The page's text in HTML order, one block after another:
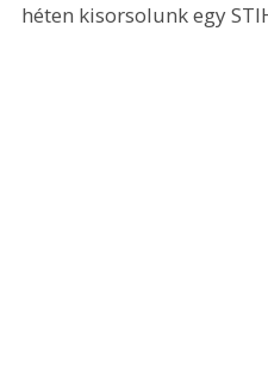
héten kisorsolunk egy